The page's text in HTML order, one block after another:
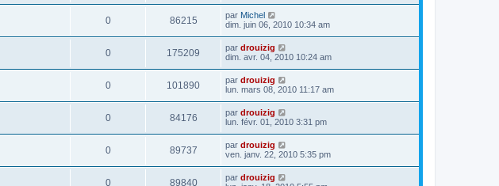
0 86215 par Michel
dim. juin 06, 2010 10:34 am
0 175209 par drouizig
dim. avr. 04, 2010 10:24 am
0 101890 par drouizig
lun. mars 08, 2010 11:17 am
0 84176 par drouizig
lun. févr. 01, 2010 3:31 pm
0 89737 par drouizig
ven. janv. 22, 2010 5:35 pm
0 89840 par drouizig